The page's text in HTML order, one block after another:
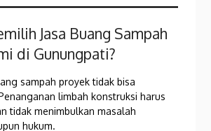
Jasa Buang Sampah
di Gunungpati?
sampah proyek tidak bisa
limbah konstruksi harus
tidak menimbulkan masalah
hukum.